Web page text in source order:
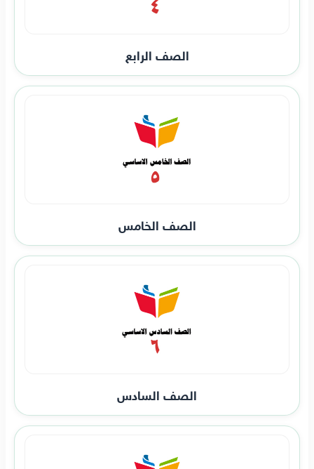
الصف الرابع
الصف الخامس
الصف السادس